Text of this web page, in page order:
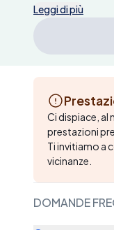
Leggi di più
Ci dispiace,
prestazioni
Ti invitiamo a
vicinanze.
DOMANDE